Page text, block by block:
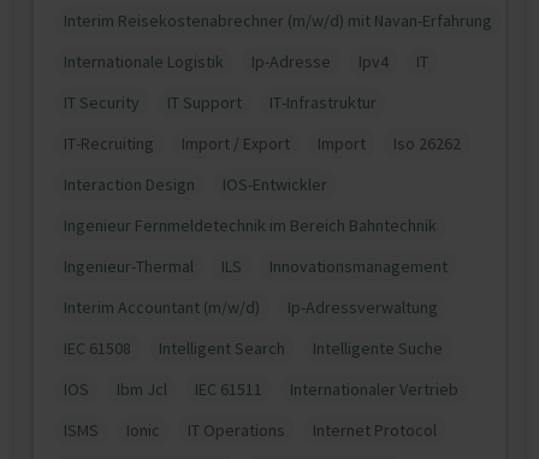
Interim Reisekostenabrechner (m/w/d) mit Navan-Erfahrung
Internationale Logistik
Ip-Adresse Ipv4
IT
IT Security
IT Support
IT-Infrastruktur
IT-Recruiting
Import / Export Import
Iso 26262
Interaction Design
IOS-Entwickler
Ingenieur Fernmeldetechnik im Bereich Bahntechnik
Ingenieur-Thermal
ILS
Innovationsmanagement
Interim Accountant (m/w/d)
Ip-Adressverwaltung
IEC 61508
Intelligent Search
Intelligente Suche
IOS
Ibm Jcl IEC 61511
Internationaler Vertrieb
ISMS
Ionic IT Operations
Internet Protocol